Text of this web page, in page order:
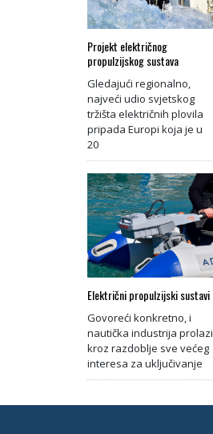
Projekt električnog
propulzijskog sustava
Gledajući regionalno,
najveći udio svjetskog
tržišta električnih plovila
pripada Europi koja je u
20
Električni propulzijski sustavi
Govoreći konkretno, i
nautička industrija prolazi
kroz razdoblje sve većeg
interesa za uključivanje